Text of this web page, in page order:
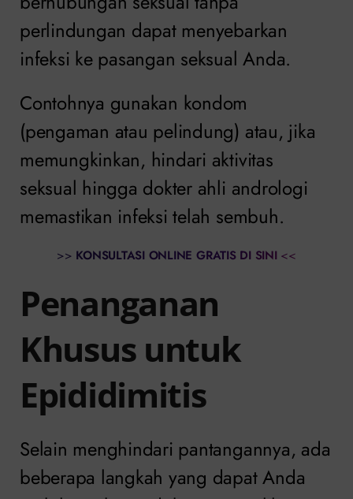
perlindungan dapat menyebarkan
infeksi ke pasangan seksual Anda.
Contohnya gunakan kondom
(pengaman atau pelindung) atau, jika
memungkinkan, hindari aktivitas
seksual hingga dokter ahli andrologi
memastikan infeksi telah sembuh.
>> KONSULTASI ONLINE GRATIS DI SINI <<
Penanganan
Khusus untuk
Epididimitis
Selain menghindari pantangannya, ada
beberapa langkah yang dapat Anda